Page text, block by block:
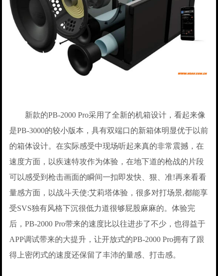
新款的PB-2000 Pro采用了全新的机箱设计，看起来像
是PB-3000的较小版本，具有双端口的新箱体明显优于以前
的箱体设计。在实际感受中现场听起来真的非常震撼，在
速度方面，以疾速特攻作为体验，在地下道的枪战的片段
可以感受到枪击画面的瞬间一扣即发快、狠、准!再来看看
量感方面，以战斗天使:艾莉塔体验，很多对打场景,都能享
受SVS独有风格下沉很低力道很够屁股麻麻的。体验完
后，PB-2000 Pro带来的速度比以往进步了不少，也得益于
APP调试带来的大提升，让开放式的PB-2000 Pro拥有了跟
得上密闭式的速度还保留了丰沛的量感、打击感。